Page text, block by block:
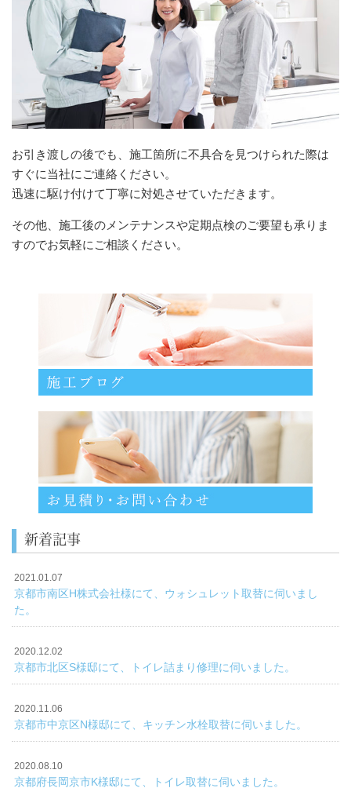
お引き渡しの後でも、施工箇所に不具合を見つけられた際は
すぐに当社にご連絡ください。
迅速に駆け付けて丁寧に対処させていただきます。
その他、施工後のメンテナンスや定期点検のご要望も承りま
すのでお気軽にご相談ください。
新着記事
2021.01.07
京都市南区H株式会社様にて、ウォシュレット取替に伺いまし
た。
2020.12.02
京都市北区S様邸にて、トイレ詰まり修理に伺いました。
2020.11.06
京都市中京区N様邸にて、キッチン水栓取替に伺いました。
2020.08.10
京都府長岡京市K様邸にて、トイレ取替に伺いました。